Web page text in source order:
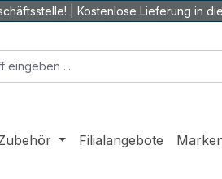
| Kostenlose Lieferung in
Filialangebote